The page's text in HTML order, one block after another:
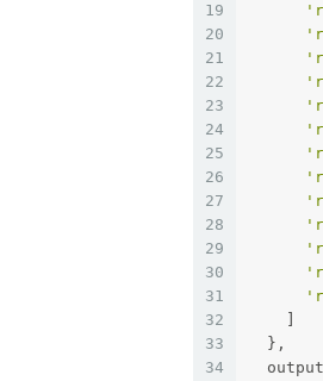
19
20
21
22
23
24
25
26
27
28
29
30
31
32
33
34
  },